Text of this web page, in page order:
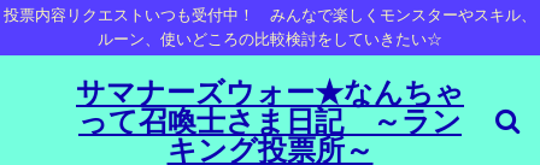
投票内容リクエストいつも受付中！ みんなで楽しくモンスターやスキル、
ルーン、使いどころの比較検討をしていきたい☆
サマナーズウォー★なんちゃ
って召喚士さま日記 ～ラン
キング投票所～